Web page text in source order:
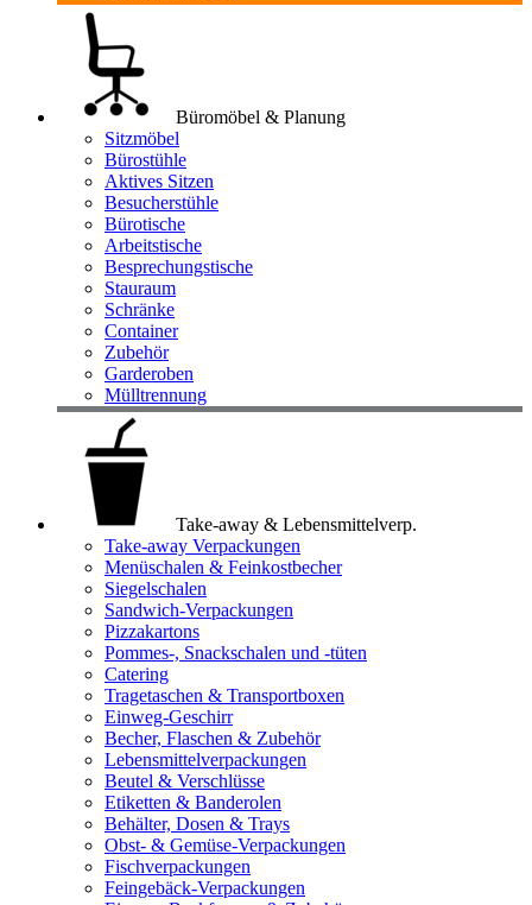
Büromöbel & Planung
Sitzmöbel
Bürostühle
Aktives Sitzen
Besucherstühle
Bürotische
Arbeitstische
Besprechungstische
Stauraum
Schränke
Container
Zubehör
Garderoben
Mülltrennung
Take-away & Lebensmittelverp.
Take-away Verpackungen
Menüschalen & Feinkostbecher
Siegelschalen
Sandwich-Verpackungen
Pizzakartons
Pommes-, Snackschalen und -tüten
Catering
Tragetaschen & Transportboxen
Einweg-Geschirr
Becher, Flaschen & Zubehör
Lebensmittelverpackungen
Beutel & Verschlüsse
Etiketten & Banderolen
Behälter, Dosen & Trays
Obst- & Gemüse-Verpackungen
Fischverpackungen
Feingebäck-Verpackungen